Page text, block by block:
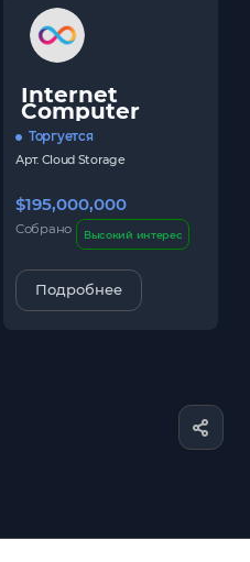
Internet
Computer
Торгуется
Арт. Cloud Storage
$195,000,000
Собрано Высокий интерес
Подробнее